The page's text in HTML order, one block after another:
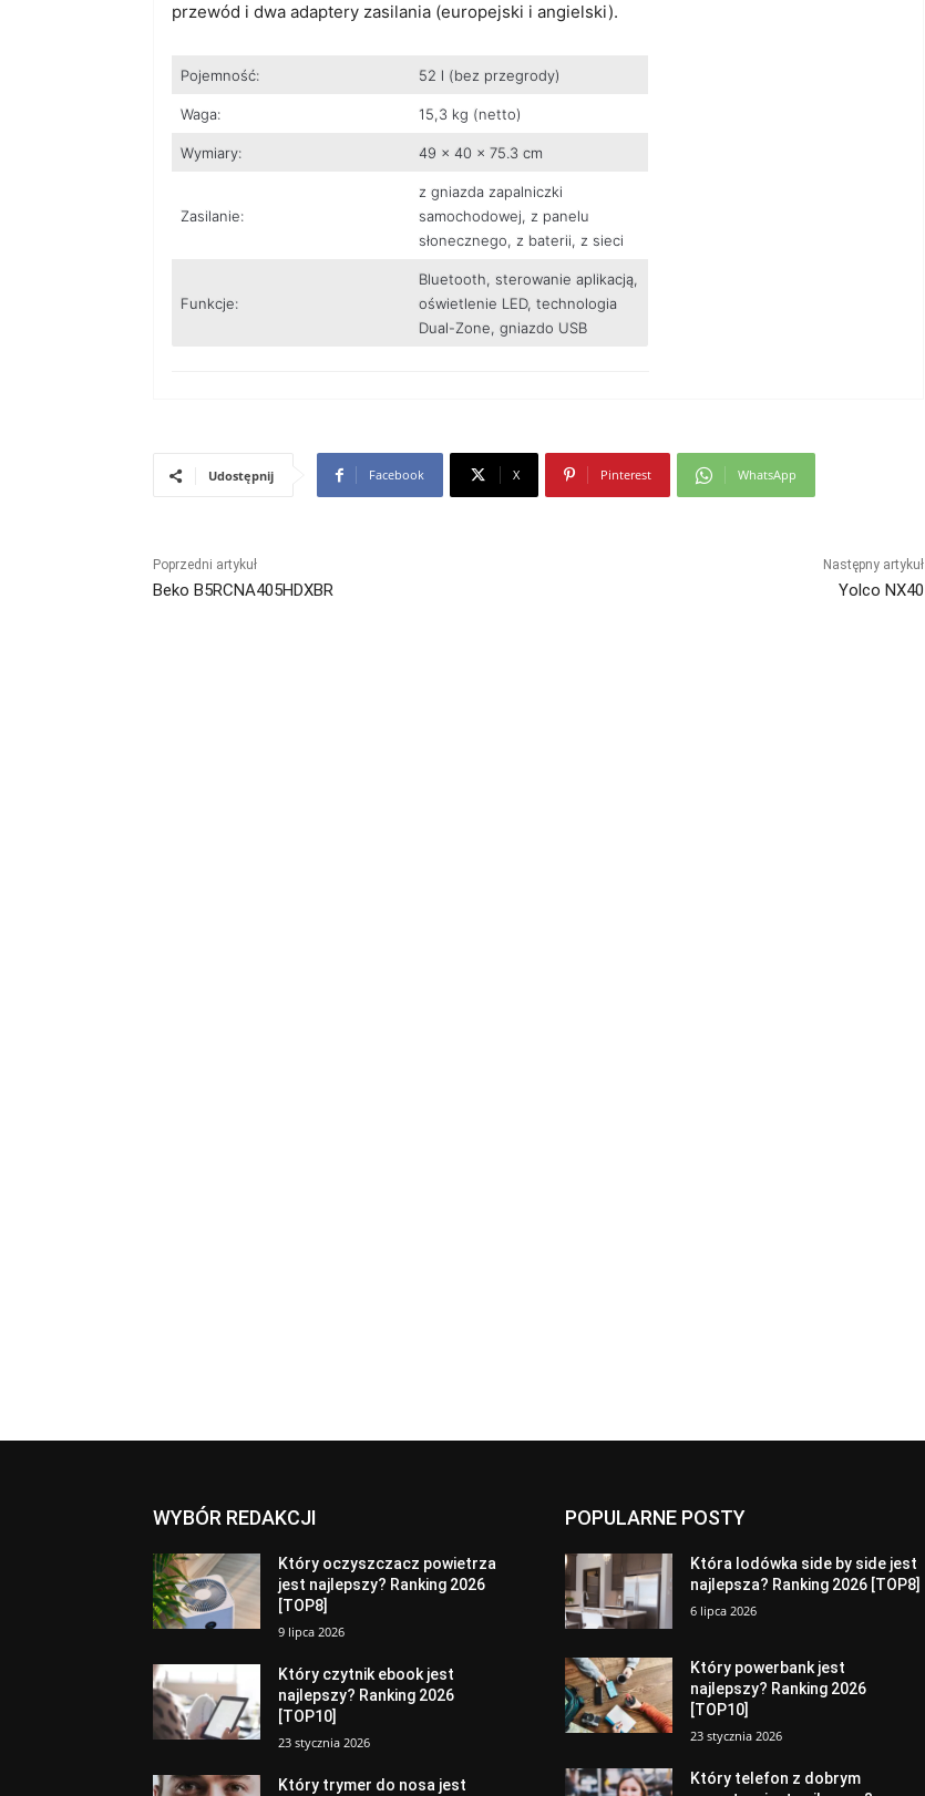
przewód i dwa adaptery zasilania (europejski i angielski).
Pojemność: 52 l (bez przegrody)
Waga: 15,3 kg (netto)
Wymiary: 49 x 40 x 75.3 cm
Zasilanie:
z gniazda zapalniczki
samochodowej, z panelu
słonecznego, z baterii, z sieci
Funkcje:
Bluetooth, sterowanie aplikacją,
oświetlenie LED, technologia
Dual-Zone, gniazdo USB
Udostępnij Facebook X Pinterest WhatsApp
Poprzedni artykuł
Beko B5RCNA405HDXBR
Następny artykuł
Yolco NX40
WYBÓR REDAKCJI
Który oczyszczacz powietrza
jest najlepszy? Ranking 2026
[TOP8]
9 lipca 2026
Który czytnik ebook jest
najlepszy? Ranking 2026
[TOP10]
23 stycznia 2026
Który trymer do nosa jest
POPULARNE POSTY
Która lodówka side by side jest
najlepsza? Ranking 2026 [TOP8]
6 lipca 2026
Który powerbank jest
najlepszy? Ranking 2026
[TOP10]
23 stycznia 2026
Który telefon z dobrym